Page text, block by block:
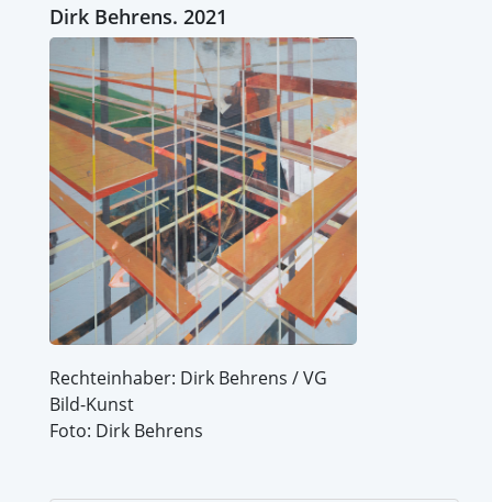
Dirk Behrens. 2021
Rechteinhaber: Dirk Behrens / VG
Bild-Kunst
Foto: Dirk Behrens